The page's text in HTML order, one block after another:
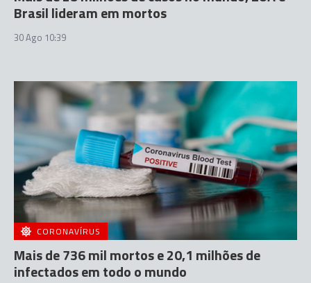
Brasil lideram em mortos
30 Ago 10:39
CORONAVÍRUS
Mais de 736 mil mortos e 20,1 milhões de
infectados em todo o mundo